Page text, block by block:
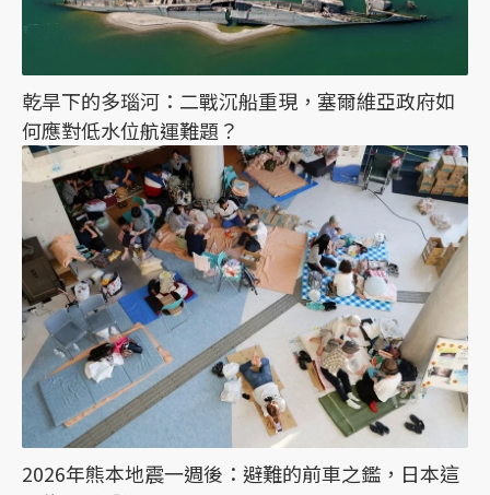
乾旱下的多瑙河：二戰沉船重現，塞爾維亞政府如
何應對低水位航運難題？
2026年熊本地震一週後：避難的前車之鑑，日本這